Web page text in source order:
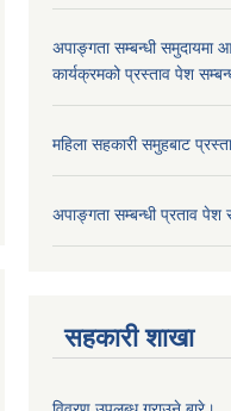
अपाङ्गता सम्बन्धी समुदायमा
कार्यक्रमको प्रस्ताव पेश
महिला सहकारी समुहबाट
अपाङ्गता सम्बन्धी प्रताव पेश
सहकारी शाखा